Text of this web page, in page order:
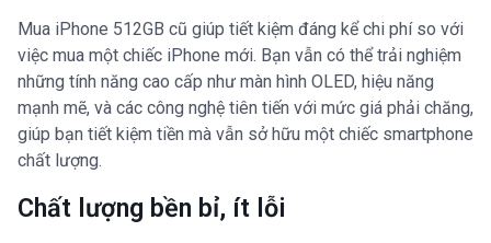
Mua iPhone 512GB cũ giúp tiết kiệm đáng kể chi phí so với
việc mua một chiếc iPhone mới. Bạn vẫn có thể trải nghiệm
những tính năng cao cấp như màn hình OLED, hiệu năng
mạnh mẽ, và các công nghệ tiên tiến với mức giá phải chăng,
giúp bạn tiết kiệm tiền mà vẫn sở hữu một chiếc smartphone
chất lượng.
Chất lượng bền bỉ, ít lỗi